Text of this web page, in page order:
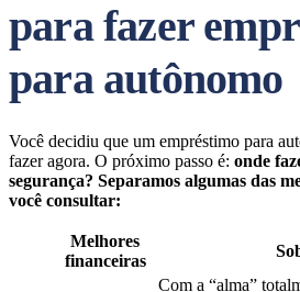
para fazer
para autônomo
Você decidiu que um empréstimo para
fazer agora. O próximo passo é: onde
segurança? Separamos algumas das
você consultar:
Melhores
financeiras
Com a “alma”